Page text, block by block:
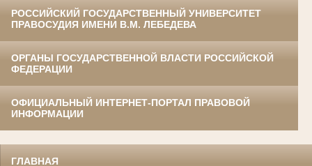
РОССИЙСКИЙ ГОСУДАРСТВЕННЫЙ УНИВЕРСИТЕТ
ПРАВОСУДИЯ ИМЕНИ В.М. ЛЕБЕДЕВА
ОРГАНЫ ГОСУДАРСТВЕННОЙ ВЛАСТИ РОССИЙСКОЙ
ФЕДЕРАЦИИ
ОФИЦИАЛЬНЫЙ ИНТЕРНЕТ-ПОРТАЛ ПРАВОВОЙ
ИНФОРМАЦИИ
ГЛАВНАЯ